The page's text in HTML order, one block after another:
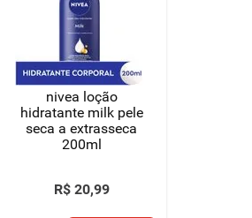
nivea loção
hidratante milk pele
seca a extrasseca
200ml
R$ 20,99